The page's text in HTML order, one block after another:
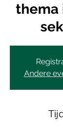
thema
Andere